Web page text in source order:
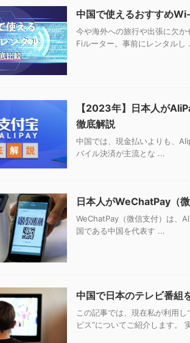
中国で使えるおすすめ
今や海外への旅行や出張に欠
Fiルーター。事前にレンタルし
【2023年】日本人が
徹底解説
中国では、現金払いよりも、
バイル決済が主流とな ...
日本人がWeChatPay（
WeChatPay（微信支付）は、
国である中国を代表す ...
中国で日本のテレビ番組
この記事では、現在私が利用
ビス”についてご紹介します。